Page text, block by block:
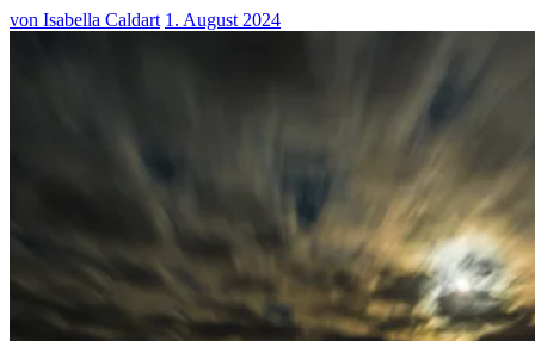
von Isabella Caldart 1. August 2024